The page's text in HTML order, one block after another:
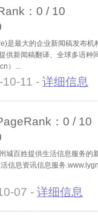
： 0 / 10
是最大的企业新闻稿发布机
供新闻稿翻译、全球多语种
）
10-11 - 详细信息
： 0 / 10
城百姓提供生活信息服务的
信息资讯信息服务
07 - 详细信息